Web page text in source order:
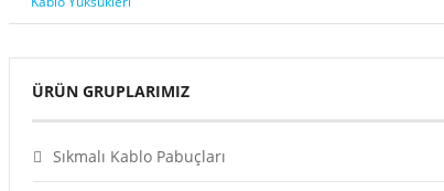
ÜRÜN GRUPLARIMIZ
Sıkmalı Kablo Pabuçları